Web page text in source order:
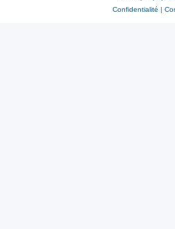
Confidentialité |